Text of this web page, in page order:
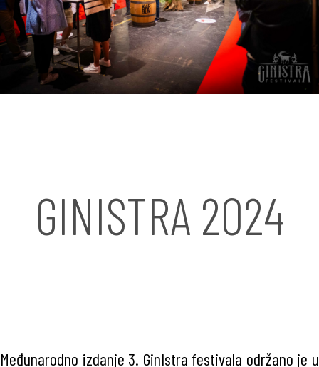
GINISTRA 2024
Međunarodno izdanje 3. GinIstra festivala održano je u